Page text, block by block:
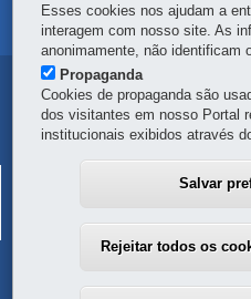
MAPA DO SITE
Navegação
principal
SECRETARIA DA
Esses cookies nos ajudam a
interagem com nosso site. As
anonimamente, não identificam
Propaganda
Cookies de propaganda são
dos visitantes em nosso Portal
institucionais exibidos através
Salvar
Rejeitar todos os